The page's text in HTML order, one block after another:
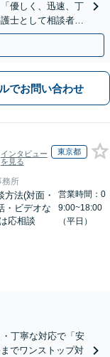
優しく、迅速、丁
士として相談者様
。
でお問い合わせ
インタビュー
を見る
東京都
務所
方法(対面・
・ビデオな
応相談
営業時間：0
9:00~18:00
（平日）
丁寧な対応で「安
でワンストップ対